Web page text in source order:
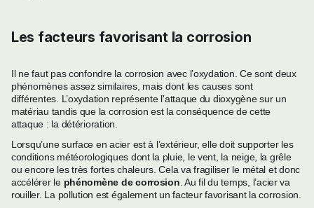
Les facteurs favorisant la corrosion
Il ne faut pas confondre la corrosion avec l’oxydation. Ce sont deux
phénomènes assez similaires, mais dont les causes sont
différentes. L’oxydation représente l'attaque du dioxygène sur un
matériau tandis que la corrosion est la conséquence de cette
attaque : la détérioration.
Lorsqu’une surface en acier est à l’extérieur, elle doit supporter les
conditions météorologiques dont la pluie, le vent, la neige, la grêle
ou encore les très fortes chaleurs. Cela va fragiliser le métal et donc
accélérer le phénomène de corrosion . Au fil du temps, l’acier va
rouiller. La pollution est également un facteur favorisant la corrosion.